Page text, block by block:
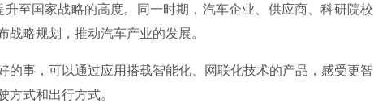
至国家战略的高度。同一时期，汽车企业、供应商、科研院校
略规划，推动汽车产业的发展。
的事，可以通过应用搭载智能化、网联化技术的产品，感受更智
式和出行方式。